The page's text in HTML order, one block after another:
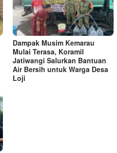
Dampak Musim Kemarau
Mulai Terasa, Koramil
Jatiwangi Salurkan Bantuan
Air Bersih untuk Warga Desa
Loji